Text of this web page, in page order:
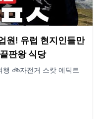
원! 유럽 현지인들만
판왕 식당
트
UE3CR03B · · ·